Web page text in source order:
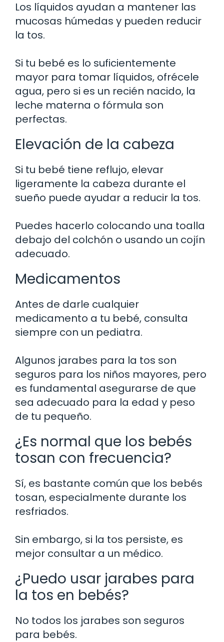
Los líquidos ayudan a mantener las
mucosas húmedas y pueden reducir
la tos.
Si tu bebé es lo suficientemente
mayor para tomar líquidos, ofrécele
agua, pero si es un recién nacido, la
leche materna o fórmula son
perfectas.
Elevación de la cabeza
Si tu bebé tiene reflujo, elevar
ligeramente la cabeza durante el
sueño puede ayudar a reducir la tos.
Puedes hacerlo colocando una toalla
debajo del colchón o usando un cojín
adecuado.
Medicamentos
Antes de darle cualquier
medicamento a tu bebé, consulta
siempre con un pediatra.
Algunos jarabes para la tos son
seguros para los niños mayores, pero
es fundamental asegurarse de que
sea adecuado para la edad y peso
de tu pequeño.
¿Es normal que los bebés
tosan con frecuencia?
Sí, es bastante común que los bebés
tosan, especialmente durante los
resfriados.
Sin embargo, si la tos persiste, es
mejor consultar a un médico.
¿Puedo usar jarabes para
la tos en bebés?
No todos los jarabes son seguros
para bebés.